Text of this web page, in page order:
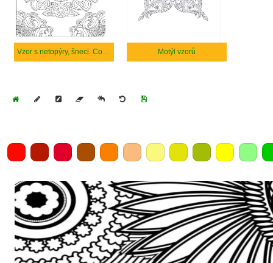
Vzor s netopýry, šneci. Co vidíš Motýl vzorů